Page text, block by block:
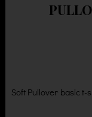
Soft Pullover basic t-